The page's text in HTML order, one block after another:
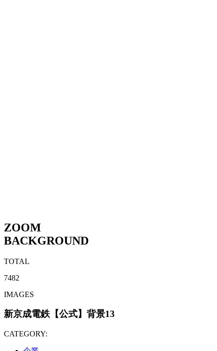
ZOOM
BACKGROUND
TOTAL
7482
IMAGES
新京成電鉄【公式】背景13
CATEGORY: